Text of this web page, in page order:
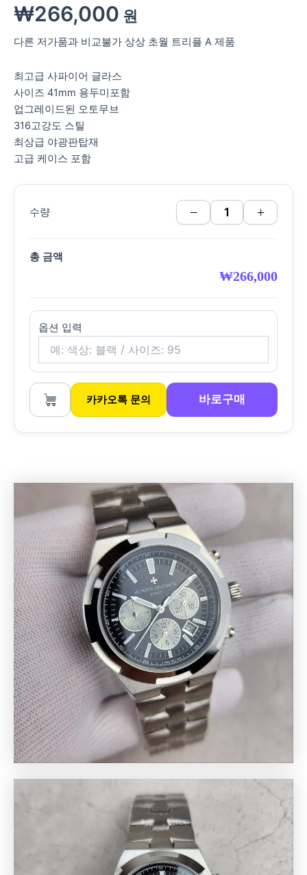
₩266,000 원
다른 저가품과 비교불가 상상 초월 트리플 A 제품
최고급 사파이어 글라스
사이즈 41mm 용두미포함
업그레이드된 오토무브
316고강도 스틸
최상급 야광판탑재
고급 케이스 포함
수량 − +
총 금액
₩266,000
옵션 입력
카카오톡 문의 바로구매